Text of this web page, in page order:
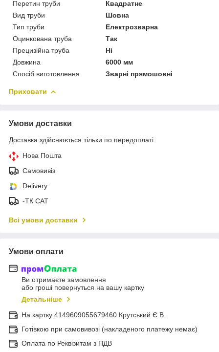
Перетин труби
Квадратне
Вид труби
Шовна
Тип труби
Електрозварна
Оцинкована труба
Так
Прецизійна труба
Ні
Довжина
6000 мм
Спосіб виготовлення
Зварні прямошовні
Приховати
Умови доставки
Доставка здійснюється тільки по передоплаті.
Нова Пошта
Самовивіз
Delivery
-ТК САТ
Всі умови доставки
Умови оплати
Ви отримаєте замовлення
або гроші повернуться на вашу картку
Детальніше
На картку 4149609055679460 Крутський Є.В.
Готівкою при самовивозі (накладеного платежу немає)
Оплата по Реквізитам з ПДВ